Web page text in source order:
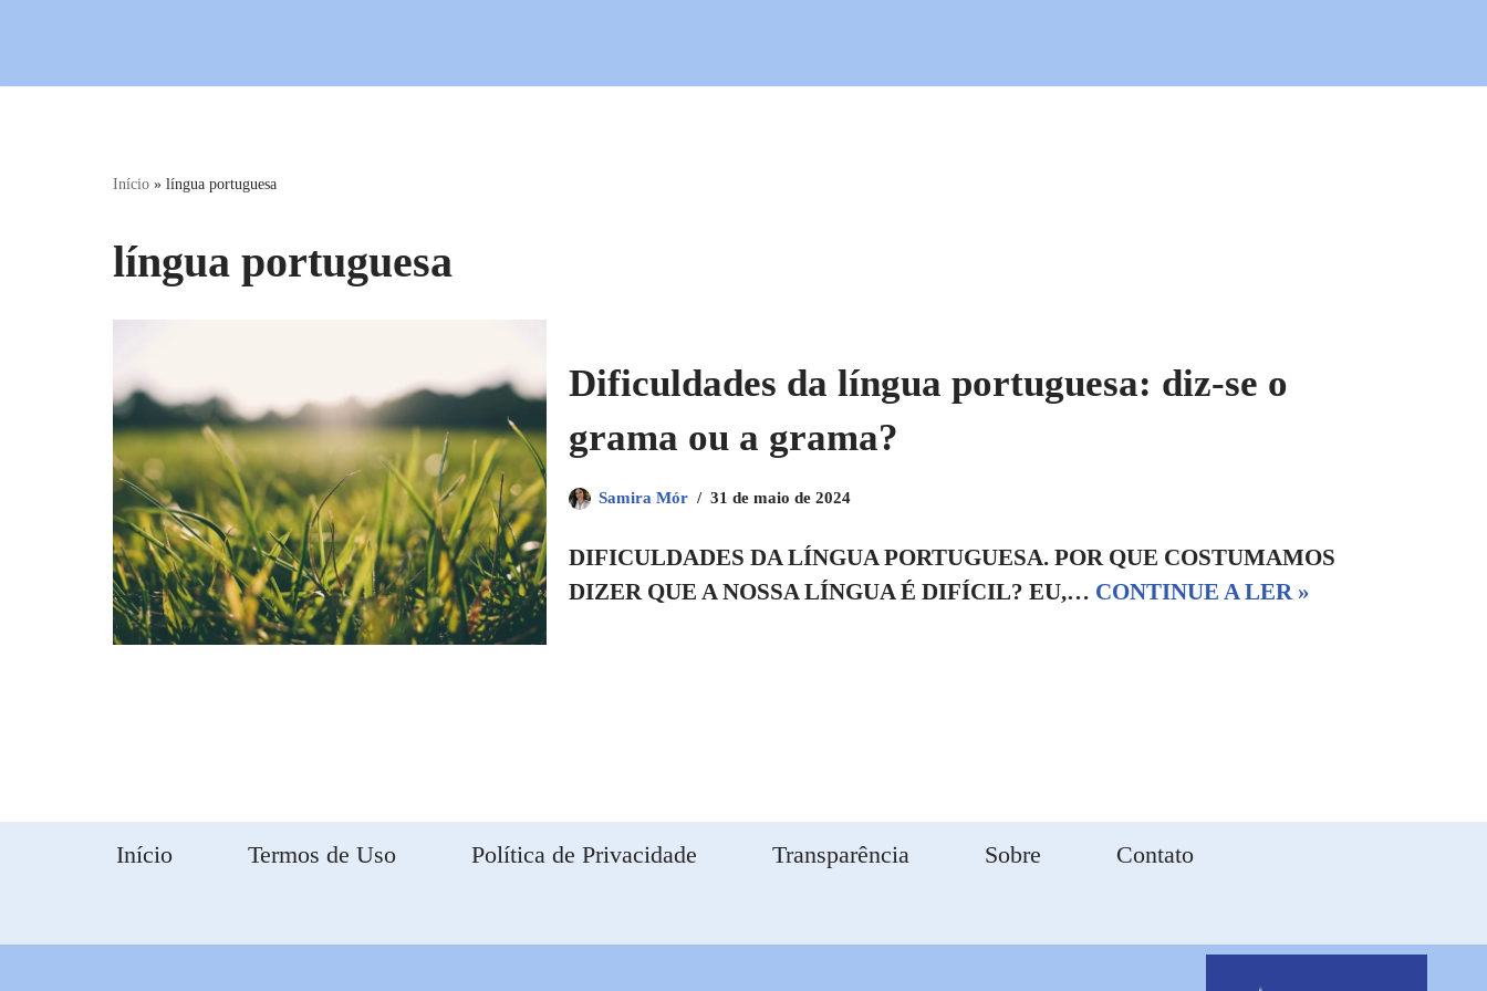
Início » língua portuguesa
língua portuguesa
Dificuldades da língua portuguesa: diz-se o
grama ou a grama?
Samira Mór 31 de maio de 2024
DIFICULDADES DA LÍNGUA PORTUGUESA. POR QUE COSTUMAMOS
DIZER QUE A NOSSA LÍNGUA É DIFÍCIL? EU,… CONTINUE A LER »
Início Termos de Uso Política de Privacidade Transparência Sobre Contato